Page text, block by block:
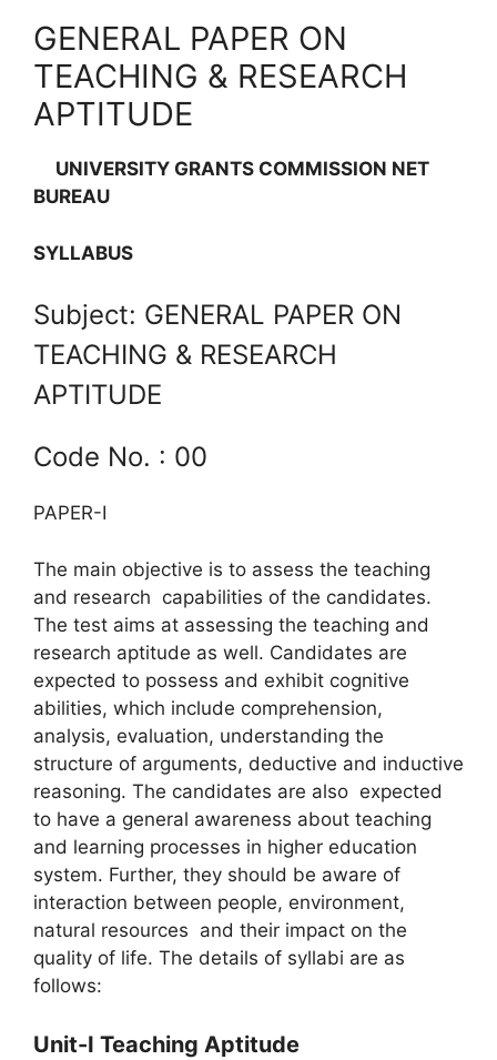
GENERAL PAPER ON
TEACHING & RESEARCH
APTITUDE
UNIVERSITY GRANTS COMMISSION NET
BUREAU
SYLLABUS
Subject: GENERAL PAPER ON
TEACHING & RESEARCH
APTITUDE
Code No. : 00
PAPER-I
The main objective is to assess the teaching
and research capabilities of the candidates.
The test aims at assessing the teaching and
research aptitude as well. Candidates are
expected to possess and exhibit cognitive
abilities, which include comprehension,
analysis, evaluation, understanding the
structure of arguments, deductive and inductive
reasoning. The candidates are also expected
to have a general awareness about teaching
and learning processes in higher education
system. Further, they should be aware of
interaction between people, environment,
natural resources and their impact on the
quality of life. The details of syllabi are as
follows:
Unit-I Teaching Aptitude